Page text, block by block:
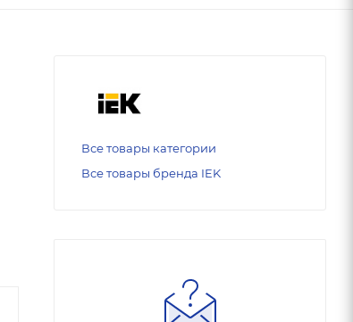
Все товары категории
Все товары бренда IEK